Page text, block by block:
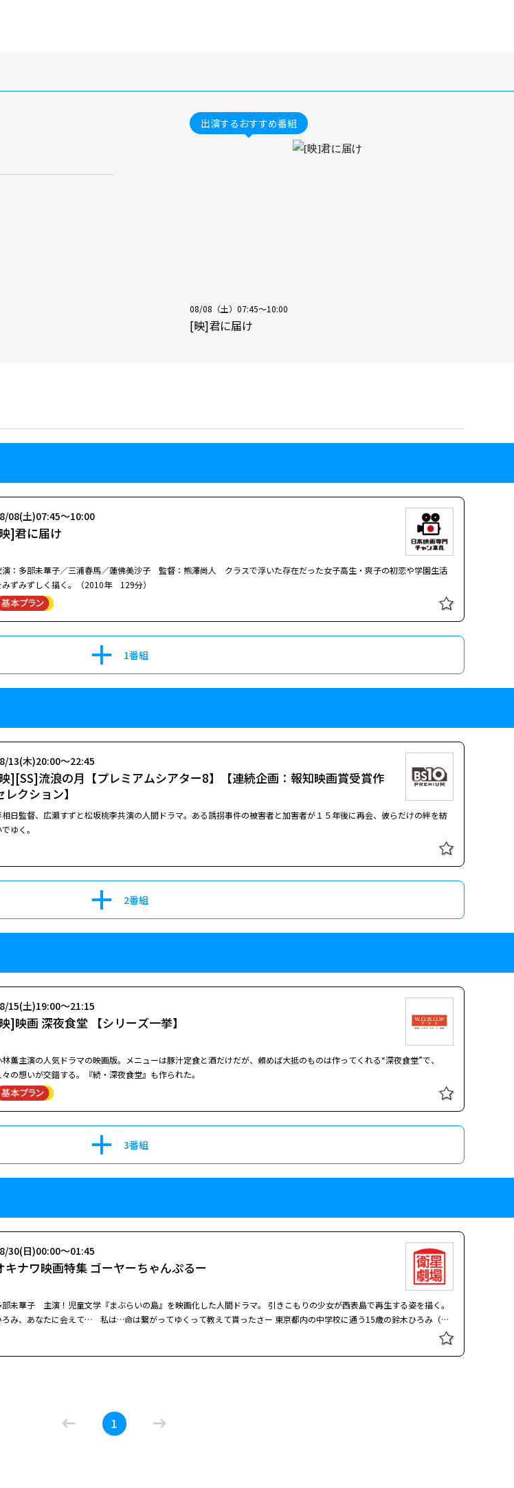
出演するおすすめ番組
08/08（土）07:45～10:00
[映]君に届け
]君に届け
08(土)07:45～10:00
演：多部未華子／三浦春馬／蓮佛美沙子 監督：熊澤尚人 クラスで浮いた存在だった女子高生・爽子の初恋や学園生活
みずみずしく描く。（2010年 129分）
1番組
みずみずしく描く。（2010年 129分）
15(土)16:10～18:30
をみずみずしく描く。（2010年 129分）
閉じる
][SS]流浪の月【プレミアムシアター8】【連続企画：報知映画賞受賞作
レクション】
13(木)20:00～22:45
相日監督、広瀬すずと松坂桃李共演の人間ドラマ。ある誘拐事件の被害者と加害者が１５年後に再会、彼らだけの絆を紡
でゆく。
2番組
レクション】
でゆく。
浪の月
23(日)11:45～14:30
いでゆく。凪良ゆうの本屋大賞受賞作を、『怒り』の李相日監督が脚本も手がけて映画化。広瀬すずと松坂桃李が、世間の
再会。封じていた記憶と世間の偏見に揺さぶられながら、彼女は再び文と関わりはじめる。だが亮は疑念を募らせ、やが
束縛と暴力へと傾く。居場所を失った更紗は文の住むマンションに部屋を借り、束の間の安らぎを得るが、ある出来事を
っかけに状況は再び揺らぎ始める。
浪の月
03(木)23:35～02:20
相日監督、広瀬すずと松坂桃李共演の人間ドラマ。ある誘拐事件の被害者と加害者が１５年後に再会、彼らだけの絆を紡
いでゆく。凪良ゆうの本屋大賞受賞作を、『怒り』の李相日監督が脚本も手がけて映画化。広瀬すずと松坂桃李が、世間の
見に翻弄されながらも結びつきを深める男女を繊細に体現する。撮影は韓国映画『パラサイト 半地下の家族』のホン・ギ
ョンポが担当。自然光を生かした映像が、登場人物の孤独や再生の気配を静かに掬いとる。主人公・更紗の恋人を演じた横
浜流星が第４７回報知映画賞で助演男優賞に輝いた他、多くの映画賞で受賞した。 小学生の頃、誘拐事件の被害者となった
更紗は、加害者とされた青年・文と引き裂かれる。１５年後、恋人の亮と暮らしていた彼女は、偶然入ったカフェバーで文
再会。封じていた記憶と世間の偏見に揺さぶられながら、彼女は再び文と関わりはじめる。だが亮は疑念を募らせ、やが
閉じる
]映画 深夜食堂 【シリーズ一挙】
15(土)19:00～21:15
林薫主演の人気ドラマの映画版。メニューは豚汁定食と酒だけだが、頼めば大抵のものは作ってくれる“深夜食堂”で、
々の想いが交錯する。『続・深夜食堂』も作られた。
3番組
々の想いが交錯する。『続・深夜食堂』も作られた。
21(金)13:30～15:45
を物色中の彼女は、年下のはじめに目を付ける。／「とろろご飯」：無銭飲食をしたことを機に“深夜食堂”で働きだしたみ
ちる。彼女は何か事情を抱えていた。／「カレーライス」：福島の被災地から来た謙三は常連のあけみに会いたいと言って
キナワ映画特集 ゴーヤーちゃんぷるー
30(日)00:00～01:45
部未華子 主演！児童文学『まぶらいの島』を映画化した人間ドラマ。 引きこもりの少女が西表島で再生する姿を描く。
み、あなたに会えて… 私は…命は繋がってゆくって教えて貰ったさー 東京都内の中学校に通う15歳の鈴木ひろみ（多
部）は、学校での周りからのイジメと、父親の死が原因で不登校になってしまった。ある日、チャットメールで知り合った
メル友“ケンムン”に誘われ、ひろみは“ケンムン”が暮らす沖縄・西表島へと旅立つ。しかし、ひろみが西表島に行くのには
多部未華子 主演！児童文学『まぶらいの島』を映画化した人間ドラマ。 引きこもりの少女が西表島で再生する姿を描く。
1